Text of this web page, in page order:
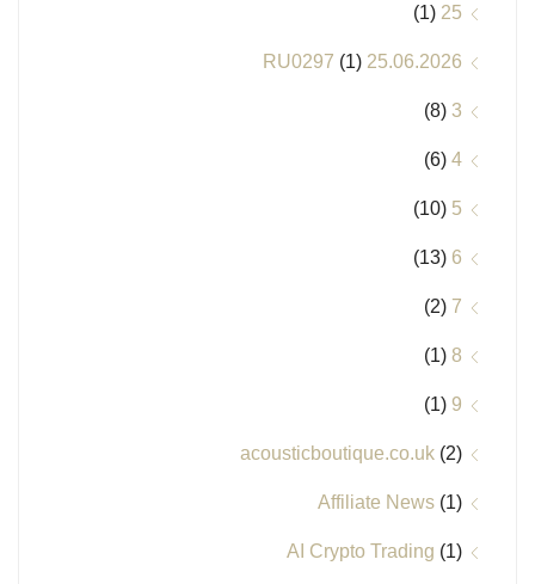
25
(1)
25.06.2026 RU0297
(1)
3
(8)
4
(6)
5
(10)
6
(13)
7
(2)
8
(1)
9
(1)
acousticboutique.co.uk (2)
Affiliate News (1)
AI Crypto Trading (1)